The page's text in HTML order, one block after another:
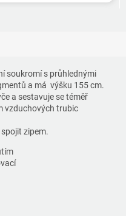
soukromí s průhlednými
a má výšku 155 cm.
a sestavuje se téměř
vzduchových trubic
zipem.